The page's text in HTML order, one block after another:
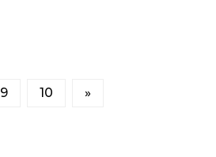
9 10 »